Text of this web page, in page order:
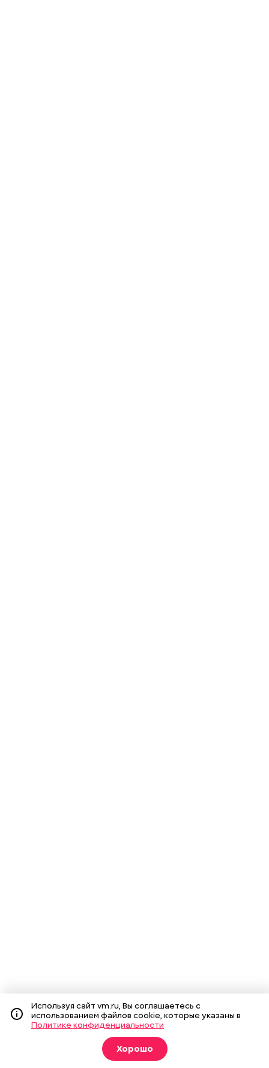
Используя сайт vm.ru, Вы соглашаетесь с
использованием файлов cookie, которые указаны в
Политике конфиденциальности
Хорошо